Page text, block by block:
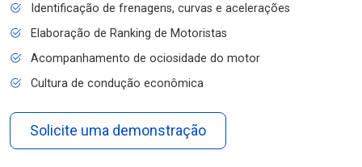
Identificação de frenagens, curvas e acelerações
Elaboração de Ranking de Motoristas
Acompanhamento de ociosidade do motor
Cultura de condução econômica
Solicite uma demonstração